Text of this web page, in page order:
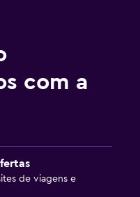
com a
de viagens e